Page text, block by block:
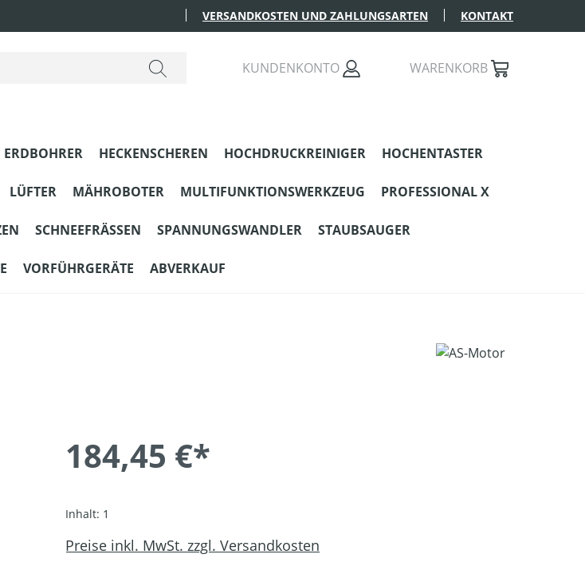
VERSANDKOSTEN UND ZAHLUNGSARTEN KONTAKT
KUNDENKONTO WARENKORB
ERDBOHRER HECKENSCHEREN HOCHDRUCKREINIGER HOCHENTASTER
LÜFTER MÄHROBOTER MULTIFUNKTIONSWERKZEUG PROFESSIONAL X
SCHNEEFRÄSSEN SPANNUNGSWANDLER STAUBSAUGER
VORFÜHRGERÄTE ABVERKAUF
184,45 €*
Inhalt: 1
Preise inkl. MwSt. zzgl. Versandkosten